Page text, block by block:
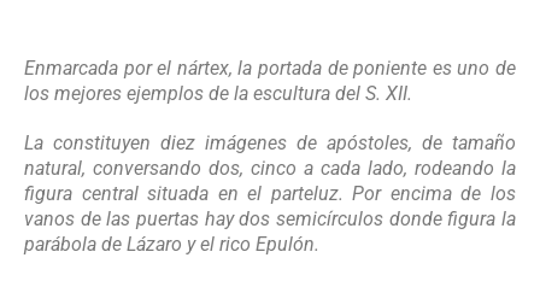
Enmarcada por el nártex, la portada de poniente es uno de
los mejores ejemplos de la escultura del S. XII.
La constituyen diez imágenes de apóstoles, de tamaño
natural, conversando dos, cinco a cada lado, rodeando la
figura central situada en el parteluz. Por encima de los
vanos de las puertas hay dos semicírculos donde figura la
parábola de Lázaro y el rico Epulón.